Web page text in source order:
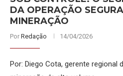
DA OPERAÇÃO
MINERAÇÃO
Por Redação 14/04/2026
Por: Diego Cota, gerente regional